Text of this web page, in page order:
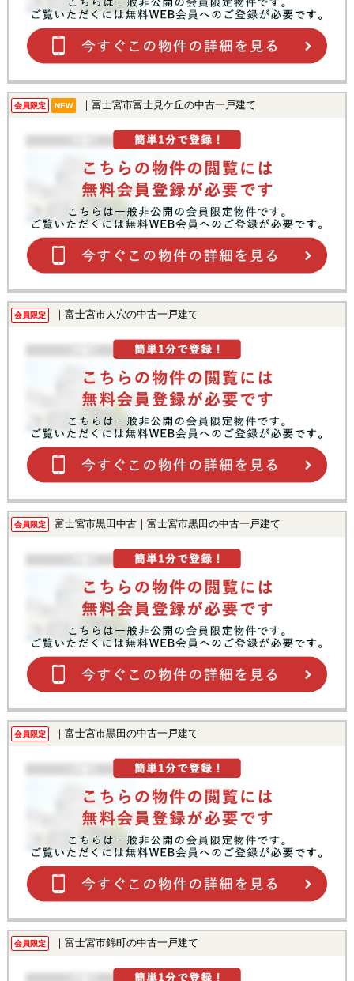
会員限定 NEW ｜富士宮市富士見ケ丘の中古一戸建て
会員限定 ｜富士宮市人穴の中古一戸建て
会員限定 富士宮市黒田中古｜富士宮市黒田の中古一戸建て
会員限定 ｜富士宮市黒田の中古一戸建て
会員限定 ｜富士宮市錦町の中古一戸建て